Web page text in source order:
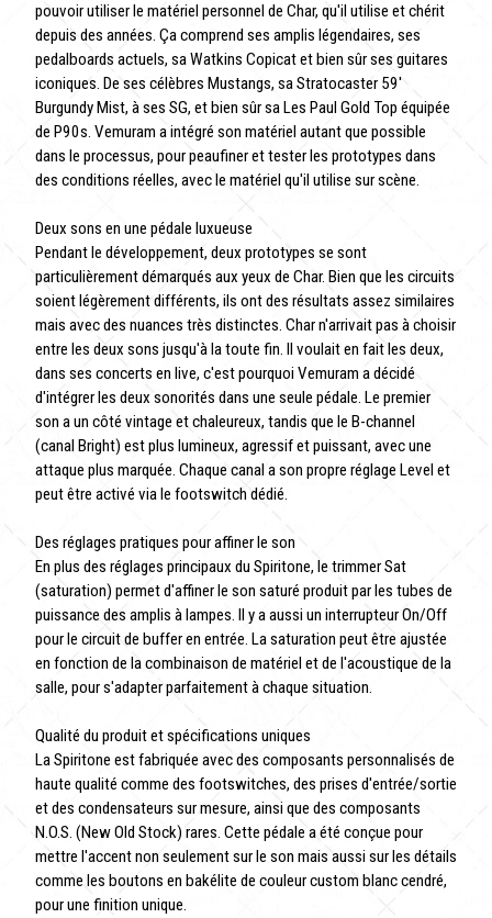
pouvoir utiliser le matériel personnel de Char, qu'il utilise et chérit
depuis des années. Ça comprend ses amplis légendaires, ses
pedalboards actuels, sa Watkins Copicat et bien sûr ses guitares
iconiques. De ses célèbres Mustangs, sa Stratocaster 59'
Burgundy Mist, à ses SG, et bien sûr sa Les Paul Gold Top équipée
de P90s. Vemuram a intégré son matériel autant que possible
dans le processus, pour peaufiner et tester les prototypes dans
des conditions réelles, avec le matériel qu'il utilise sur scène.
Deux sons en une pédale luxueuse
Pendant le développement, deux prototypes se sont
particulièrement démarqués aux yeux de Char. Bien que les circuits
soient légèrement différents, ils ont des résultats assez similaires
mais avec des nuances très distinctes. Char n'arrivait pas à choisir
entre les deux sons jusqu'à la toute fin. Il voulait en fait les deux,
dans ses concerts en live, c'est pourquoi Vemuram a décidé
d'intégrer les deux sonorités dans une seule pédale. Le premier
son a un côté vintage et chaleureux, tandis que le B-channel
(canal Bright) est plus lumineux, agressif et puissant, avec une
attaque plus marquée. Chaque canal a son propre réglage Level et
peut être activé via le footswitch dédié.
Des réglages pratiques pour affiner le son
En plus des réglages principaux du Spiritone, le trimmer Sat
(saturation) permet d'affiner le son saturé produit par les tubes de
puissance des amplis à lampes. Il y a aussi un interrupteur On/Off
pour le circuit de buffer en entrée. La saturation peut être ajustée
en fonction de la combinaison de matériel et de l'acoustique de la
salle, pour s'adapter parfaitement à chaque situation.
Qualité du produit et spécifications uniques
La Spiritone est fabriquée avec des composants personnalisés de
haute qualité comme des footswitches, des prises d'entrée/sortie
et des condensateurs sur mesure, ainsi que des composants
N.O.S. (New Old Stock) rares. Cette pédale a été conçue pour
mettre l'accent non seulement sur le son mais aussi sur les détails
comme les boutons en bakélite de couleur custom blanc cendré,
pour une finition unique.